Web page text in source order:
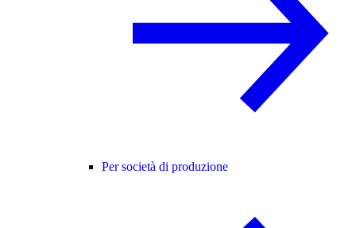
Per società di produzione